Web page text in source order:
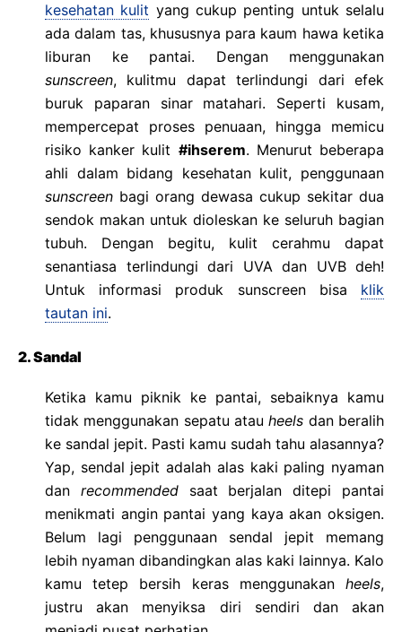
kesehatan kulit yang cukup penting untuk selalu
ada dalam tas, khususnya para kaum hawa ketika
liburan ke pantai. Dengan menggunakan
sunscreen, kulitmu dapat terlindungi dari efek
buruk paparan sinar matahari. Seperti kusam,
mempercepat proses penuaan, hingga memicu
risiko kanker kulit #ihserem. Menurut beberapa
ahli dalam bidang kesehatan kulit, penggunaan
sunscreen bagi orang dewasa cukup sekitar dua
sendok makan untuk dioleskan ke seluruh bagian
tubuh. Dengan begitu, kulit cerahmu dapat
senantiasa terlindungi dari UVA dan UVB deh!
Untuk informasi produk sunscreen bisa klik
tautan ini.
2. Sandal
Ketika kamu piknik ke pantai, sebaiknya kamu
tidak menggunakan sepatu atauheels dan beralih
ke sandal jepit. Pasti kamu sudah tahu alasannya?
Yap, sendal jepit adalah alas kaki paling nyaman
dan recommendedsaat berjalan ditepi pantai
menikmati angin pantai yang kaya akan oksigen.
Belum lagi penggunaan sendal jepit memang
lebih nyaman dibandingkan alas kaki lainnya. Kalo
kamu tetep bersih keras menggunakan heels,
justru akan menyiksa diri sendiri dan akan